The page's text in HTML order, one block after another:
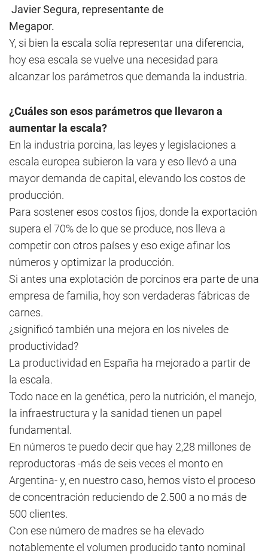
Javier Segura, representante de
Megapor.
Y, si bien la escala solía representar una diferencia,
hoy esa escala se vuelve una necesidad para
alcanzar los parámetros que demanda la industria.
¿Cuáles son esos parámetros que llevaron a
aumentar la escala?
En la industria porcina, las leyes y legislaciones a
escala europea subieron la vara y eso llevó a una
mayor demanda de capital, elevando los costos de
producción.
Para sostener esos costos fijos, donde la exportación
supera el 70% de lo que se produce, nos lleva a
competir con otros países y eso exige afinar los
números y optimizar la producción.
Si antes una explotación de porcinos era parte de una
empresa de familia, hoy son verdaderas fábricas de
carnes.
¿significó también una mejora en los niveles de
productividad?
La productividad en España ha mejorado a partir de
la escala.
Todo nace en la genética, pero la nutrición, el manejo,
la infraestructura y la sanidad tienen un papel
fundamental.
En números te puedo decir que hay 2,28 millones de
reproductoras -más de seis veces el monto en
Argentina- y, en nuestro caso, hemos visto el proceso
de concentración reduciendo de 2.500 a no más de
500 clientes.
Con ese número de madres se ha elevado
notablemente el volumen producido tanto nominal